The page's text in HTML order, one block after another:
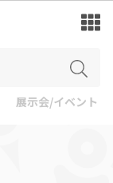
展示会/イベント